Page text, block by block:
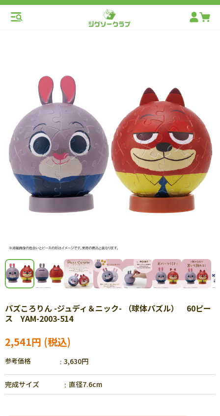
パズころりん -ジュディ＆ニック- （球体パズル） 60ピー
ス YAM-2003-514
2,541円
参考価格 3,630円
完成サイズ 直径7.6cm